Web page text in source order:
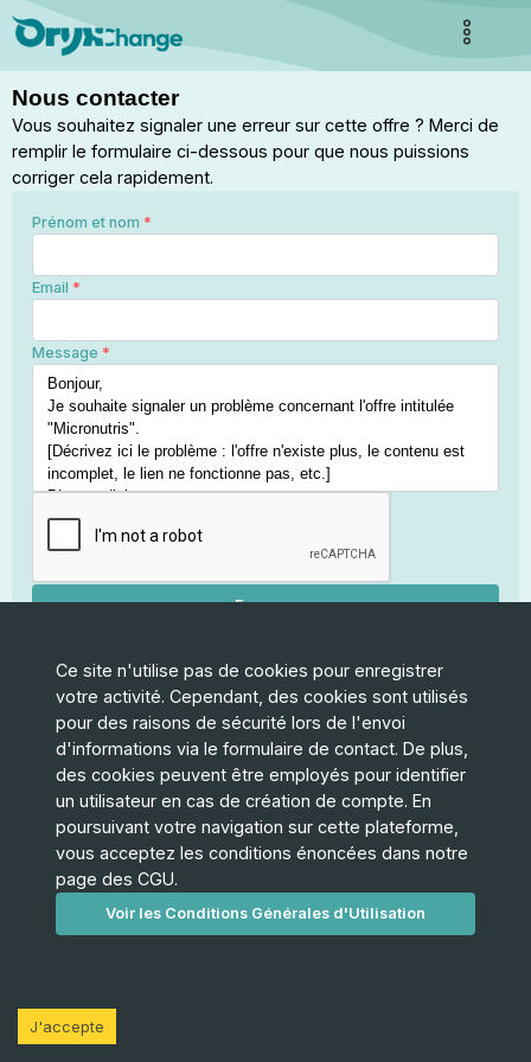
Nous contacter
Vous souhaitez signaler une erreur sur cette offre ? Merci de
remplir le formulaire ci-dessous pour que nous puissions
corriger cela rapidement.
Prénom et nom *
Email *
Message *
Envoyer
Ce site n'utilise pas de cookies pour enregistrer
votre activité. Cependant, des cookies sont utilisés
pour des raisons de sécurité lors de l'envoi
d'informations via le formulaire de contact. De plus,
des cookies peuvent être employés pour identifier
un utilisateur en cas de création de compte. En
poursuivant votre navigation sur cette plateforme,
vous acceptez les conditions énoncées dans notre
page des CGU.
Voir les Conditions Générales d'Utilisation
J'accepte
Faire un don
Une offre à proposer ?
L'association: PADEO
L'équipe